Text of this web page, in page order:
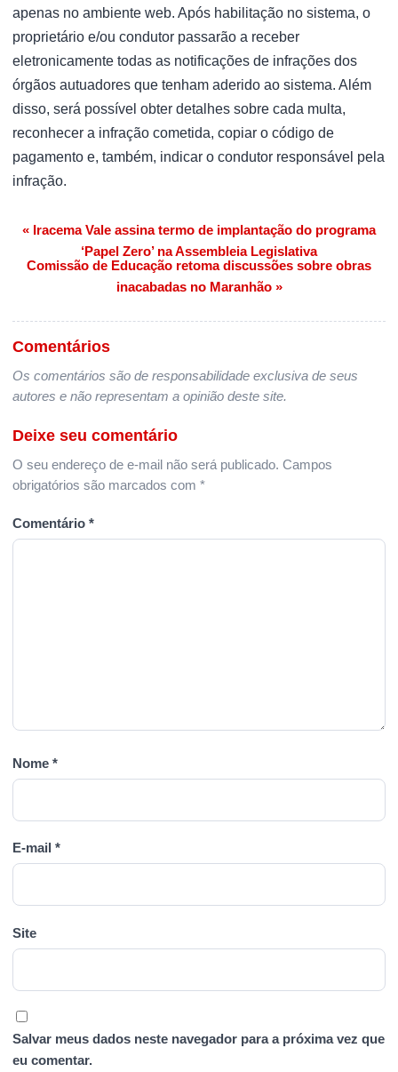
apenas no ambiente web. Após habilitação no sistema, o
proprietário e/ou condutor passarão a receber
eletronicamente todas as notificações de infrações dos
órgãos autuadores que tenham aderido ao sistema. Além
disso, será possível obter detalhes sobre cada multa,
reconhecer a infração cometida, copiar o código de
pagamento e, também, indicar o condutor responsável pela
infração.
Navegação de Post
« Iracema Vale assina termo de implantação do programa
‘Papel Zero’ na Assembleia Legislativa
Comissão de Educação retoma discussões sobre obras
inacabadas no Maranhão »
Comentários
Os comentários são de responsabilidade exclusiva de seus
autores e não representam a opinião deste site.
Deixe seu comentário
O seu endereço de e-mail não será publicado. Campos
obrigatórios são marcados com *
Comentário *
Nome *
E-mail *
Site
Salvar meus dados neste navegador para a próxima vez que
eu comentar.